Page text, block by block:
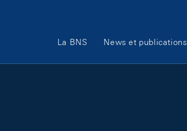
Main Navigation
La BNS News et publications